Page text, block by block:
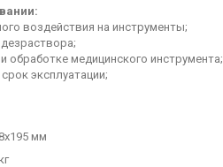
воздействия на инструменты;
обработке медицинского инструмента;
эксплуатации;
мм